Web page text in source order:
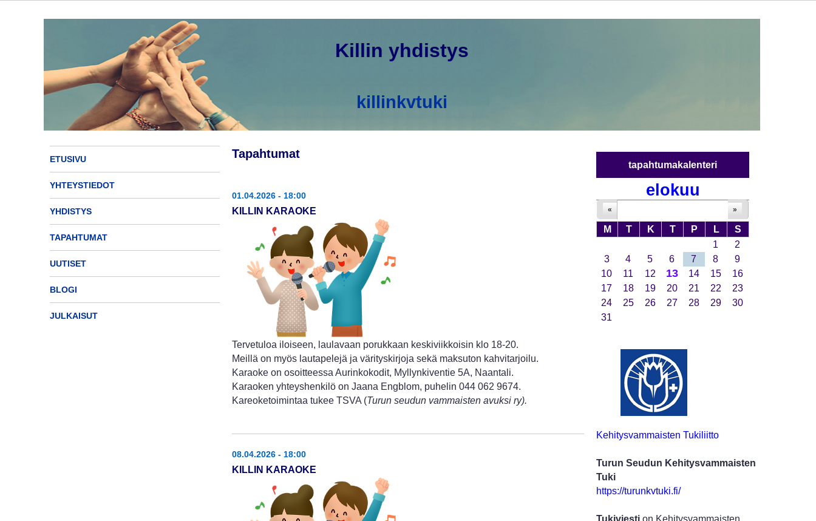
pääsisältöön
Killin yhdistys
killinkvtuki
ETUSIVU
YHTEYSTIEDOT
YHDISTYS
TAPAHTUMAT
UUTISET
BLOGI
JULKAISUT
Tapahtumat
01.04.2026 - 18:00
KILLIN KARAOKE
Tervetuloa iloiseen, laulavaan porukkaan keskiviikkoisin klo 18-20.
Meillä on myös lautapelejä ja värityskirjoja sekä maksuton kahvitarjoilu.
Karaoke on osoitteessa Aurinkokodit, Myllynkiventie 5A, Naantali.
Karaoken yhteyshenkilö on Jaana Engblom, puhelin 044 062 9674.
Kareoketoimintaa tukee TSVA (Turun seudun vammaisten avuksi ry).
08.04.2026 - 18:00
KILLIN KARAOKE
tapahtumakalenteri
elokuu
« »
M T K T P L
S
1
2
3
4 5 6 7 8
9
10
11 12 13 14 15
16
17
18 19 20 21 22
23
24
25 26 27 28 29
30
31
Kehitysvammaisten Tukiliitto
Turun Seudun Kehitysvammaisten
Tuki
https://turunkvtuki.fi/
Tukiviesti on Kehitysvammaisten